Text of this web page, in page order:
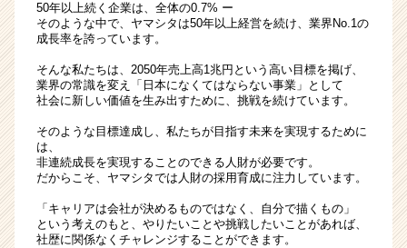
50年以上続く企業は、全体の0.7% ー
そのような中で、ヤマシタは50年以上経営を続け、業界No.1の
成長率を誇っています。
そんな私たちは、2050年売上高1兆円という高い目標を掲げ、
業界の常識を変え「日本になくてはならない事業」として
社会に新しい価値を生み出すために、挑戦を続けています。
そのような目標達成し、私たちが目指す未来を実現するために
は、
非連続成長を実現することのできる人財が必要です。
だからこそ、ヤマシタでは人財の採用育成に注力しています。
「キャリアは会社が決めるものではなく、自分で描くもの」
という考えのもと、やりたいことや挑戦したいことがあれば、
社歴に関係なくチャレンジすることができます。